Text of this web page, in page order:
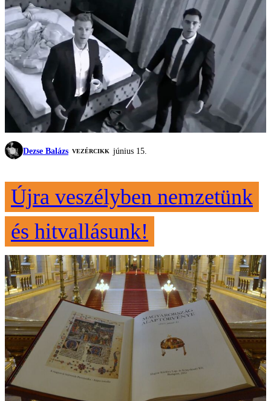
Dezse Balázs VEZÉRCIKK június 15.
Újra veszélyben nemzetünk
és hitvallásunk!